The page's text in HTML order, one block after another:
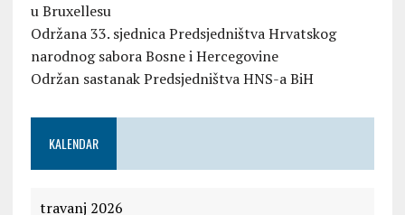
u Bruxellesu
Održana 33. sjednica Predsjedništva Hrvatskog
narodnog sabora Bosne i Hercegovine
Održan sastanak Predsjedništva HNS-a BiH
KALENDAR
travanj 2026